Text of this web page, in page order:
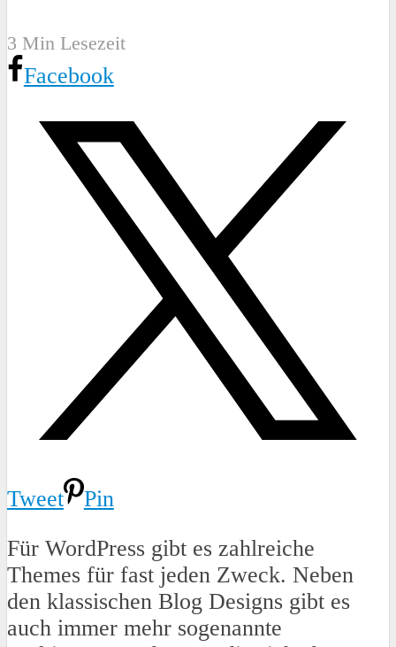
3 Min Lesezeit
Facebook
Tweet
Pin
Für WordPress gibt es zahlreiche
Themes für fast jeden Zweck. Neben
den klassischen Blog Designs gibt es
auch immer mehr sogenannte